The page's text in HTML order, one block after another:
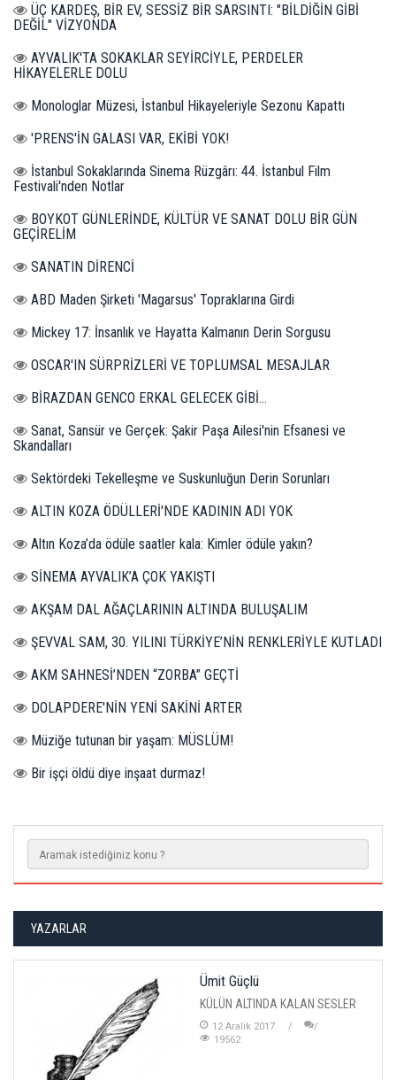
ÜÇ KARDEŞ, BİR EV, SESSİZ BİR SARSINTI: "BİLDİĞİN GİBİ
DEĞİL" VİZYONDA
AYVALIK'TA SOKAKLAR SEYİRCİYLE, PERDELER
HİKAYELERLE DOLU
Monologlar Müzesi, İstanbul Hikayeleriyle Sezonu Kapattı
'PRENS'İN GALASI VAR, EKİBİ YOK!
İstanbul Sokaklarında Sinema Rüzgârı: 44. İstanbul Film
Festivali'nden Notlar
BOYKOT GÜNLERİNDE, KÜLTÜR VE SANAT DOLU BİR GÜN
GEÇİRELİM
SANATIN DİRENCİ
ABD Maden Şirketi 'Magarsus' Topraklarına Girdi
Mickey 17: İnsanlık ve Hayatta Kalmanın Derin Sorgusu
OSCAR'IN SÜRPRİZLERİ VE TOPLUMSAL MESAJLAR
BİRAZDAN GENCO ERKAL GELECEK GİBİ...
Sanat, Sansür ve Gerçek: Şakir Paşa Ailesi'nin Efsanesi ve
Skandalları
Sektördeki Tekelleşme ve Suskunluğun Derin Sorunları
ALTIN KOZA ÖDÜLLERİ'NDE KADININ ADI YOK
Altın Koza’da ödüle saatler kala: Kimler ödüle yakın?
SİNEMA AYVALIK’A ÇOK YAKIŞTI
AKŞAM DAL AĞAÇLARININ ALTINDA BULUŞALIM
ŞEVVAL SAM, 30. YILINI TÜRKİYE’NİN RENKLERİYLE KUTLADI
AKM SAHNESİ’NDEN “ZORBA” GEÇTİ
DOLAPDERE'NİN YENİ SAKİNİ ARTER
Müziğe tutunan bir yaşam: MÜSLÜM!
Bir işçi öldü diye inşaat durmaz!
YAZARLAR
Ümit Güçlü
KÜLÜN ALTINDA KALAN SESLER
12 Aralik 2017
19562